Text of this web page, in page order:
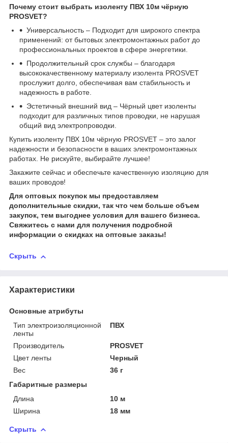
Почему стоит выбрать изоленту ПВХ 10м чёрную
PROSVET?
Универсальность – Подходит для широкого спектра
применений: от бытовых электромонтажных работ до
профессиональных проектов в сфере энергетики.
Продолжительный срок службы – благодаря
высококачественному материалу изолента PROSVET
прослужит долго, обеспечивая вам стабильность и
надежность в работе.
Эстетичный внешний вид – Чёрный цвет изоленты
подходит для различных типов проводки, не нарушая
общий вид электропроводки.
Купить изоленту ПВХ 10м чёрную PROSVET – это залог
надежности и безопасности в ваших электромонтажных
работах. Не рискуйте, выбирайте лучшее!
Закажите сейчас и обеспечьте качественную изоляцию для
ваших проводов!
Для оптовых покупок мы предоставляем
дополнительные скидки, так что чем больше объем
закупок, тем выгоднее условия для вашего бизнеса.
Свяжитесь с нами для получения подробной
информации о скидках на оптовые заказы!
Скрыть
Характеристики
Основные атрибуты
Тип электроизоляционной
ленты
ПВХ
Производитель
PROSVET
Цвет ленты
Черный
Вес
36 г
Габаритные размеры
Длина
10 м
Ширина
18 мм
Скрыть